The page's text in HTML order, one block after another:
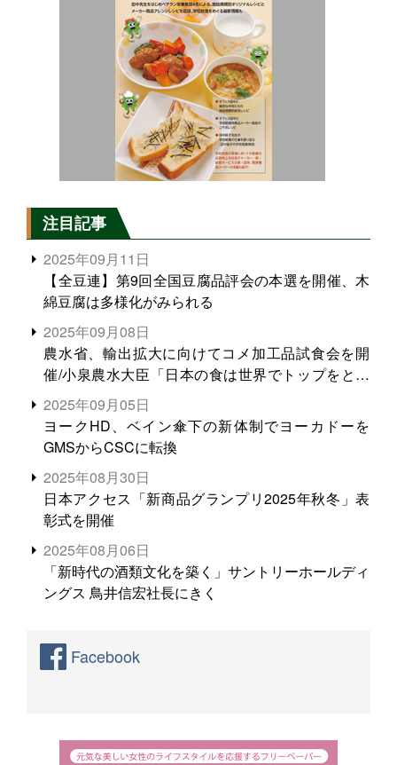
注目記事
2025年09月11日
【全豆連】第9回全国豆腐品評会の本選を開催、木
綿豆腐は多様化がみられる
2025年09月08日
農水省、輸出拡大に向けてコメ加工品試食会を開
催/小泉農水大臣「日本の食は世界でトップをとれ
る。米増産に向けて、米輸出需要の拡大を」
2025年09月05日
ヨークHD、ベイン傘下の新体制でヨーカドーを
GMSからCSCに転換
2025年08月30日
日本アクセス「新商品グランプリ2025年秋冬」表
彰式を開催
2025年08月06日
「新時代の酒類文化を築く」サントリーホールディ
ングス 鳥井信宏社長にきく
Facebook